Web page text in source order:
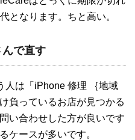
となります。ちと高い。
んで直す
人は「iPhone 修理 ｛地域
負っているお店が見つかる
い合わせした方が良いです
ケースが多いです。